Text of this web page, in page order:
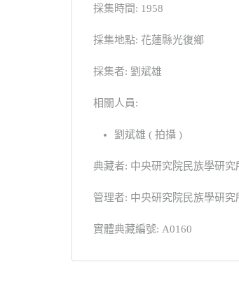
採集時間: 1958
採集地點: 花蓮縣光復鄉
採集者: 劉斌雄
相關人員:
劉斌雄 ( 拍攝 )
典藏者: 中央研究院民族學研究
管理者: 中央研究院民族學研究
實體典藏編號: A0160